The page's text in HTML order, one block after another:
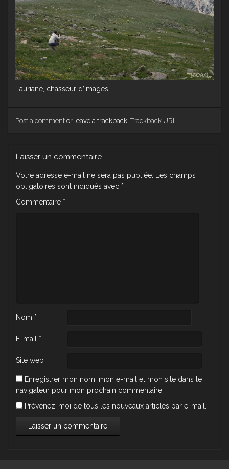
Lauriane, chasseur d’images.
Post a comment or leave a trackback:Trackback URL.
Laisser un commentaire
Votre adresse e-mail ne sera pas publiée. Les champs
obligatoires sont indiqués avec *
Commentaire *
Nom *
E-mail *
Site web
Enregistrer mon nom, mon e-mail et mon site dans le
navigateur pour mon prochain commentaire.
Prévenez-moi de tous les nouveaux articles par e-mail.